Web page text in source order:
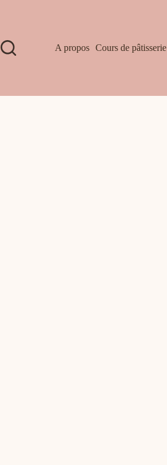
A propos Cours de pâtisserie